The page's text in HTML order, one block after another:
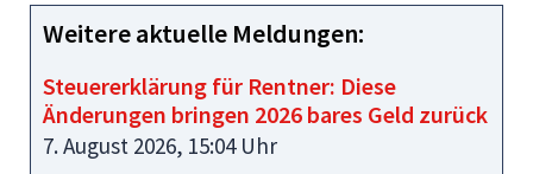
Weitere aktuelle Meldungen:
Steuererklärung für Rentner: Diese
Änderungen bringen 2026 bares Geld zurück
7. August 2026, 15:04 Uhr